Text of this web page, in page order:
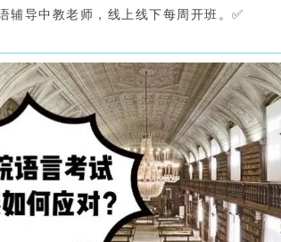
辅导中教老师，线上线下每周开班。✅